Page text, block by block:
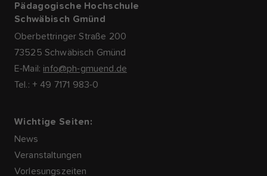
Pädagogische Hochschule
Schwäbisch Gmünd
Oberbettringer Straße 200
73525 Schwäbisch Gmünd
E-Mail: info@ph-gmuend.de
Tel.: + 49 7171 983-0
Wichtige Seiten:
News
Veranstaltungen
Vorlesungszeiten